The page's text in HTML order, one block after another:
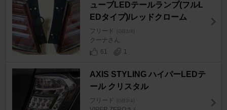
ューブLEDテールランプ(フルL
EDタイプ)/レッドクローム
フリード [GB3/4]
クーナさん
61
1
AXIS STYLING ハイパーLEDテ
ール クリスタル
フリード [GB3/4]